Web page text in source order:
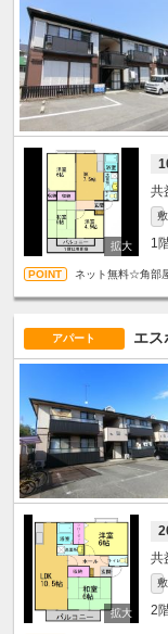
敷
1
ネット無料☆角部
アパート エス
敷
2